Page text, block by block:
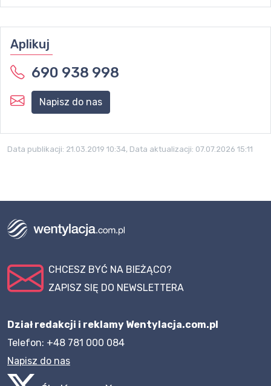
Aplikuj
690 938 998
Napisz do nas
Data publikacji: 21.03.2019 10:34, Data aktualizacji: 07.07.2026 15:11
CHCESZ BYĆ NA BIEŻĄCO?
ZAPISZ SIĘ DO NEWSLETTERA
Dział redakcji i reklamy Wentylacja.com.pl
Telefon: +48 781 000 084
Napisz do nas